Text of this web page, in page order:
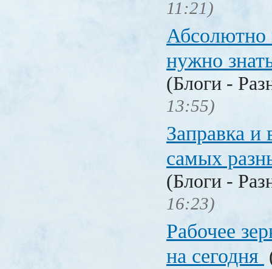
11:21)
Абсолютно
нужно
(Блоги -
13:55)
Заправка и
самых
(Блоги -
16:23)
Рабочее
на сегодня